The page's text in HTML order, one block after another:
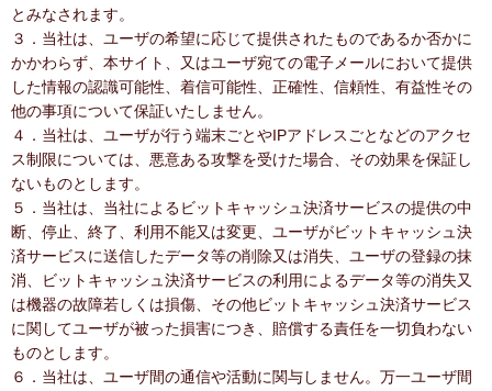
とみなされます。
３．当社は、ユーザの希望に応じて提供されたものであるか否かに
かかわらず、本サイト、又はユーザ宛ての電子メールにおいて提供
した情報の認識可能性、着信可能性、正確性、信頼性、有益性その
他の事項について保証いたしません。
４．当社は、ユーザが行う端末ごとやIPアドレスごとなどのアクセ
ス制限については、悪意ある攻撃を受けた場合、その効果を保証し
ないものとします。
５．当社は、当社によるビットキャッシュ決済サービスの提供の中
断、停止、終了、利用不能又は変更、ユーザがビットキャッシュ決
済サービスに送信したデータ等の削除又は消失、ユーザの登録の抹
消、ビットキャッシュ決済サービスの利用によるデータ等の消失又
は機器の故障若しくは損傷、その他ビットキャッシュ決済サービス
に関してユーザが被った損害につき、賠償する責任を一切負わない
ものとします。
６．当社は、ユーザ間の通信や活動に関与しません。万一ユーザ間